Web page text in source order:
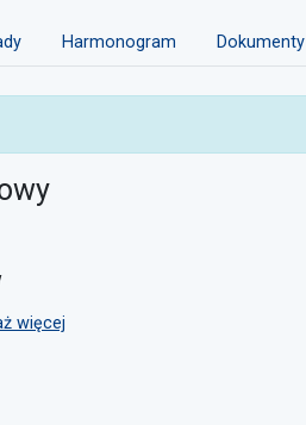
Harmonogram Dokumenty
więcej